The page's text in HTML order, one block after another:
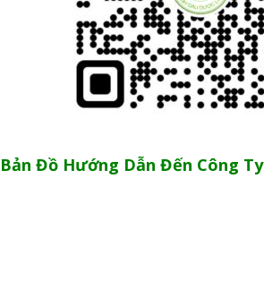
Bản Đồ Hướng Dẫn Đến Công Ty